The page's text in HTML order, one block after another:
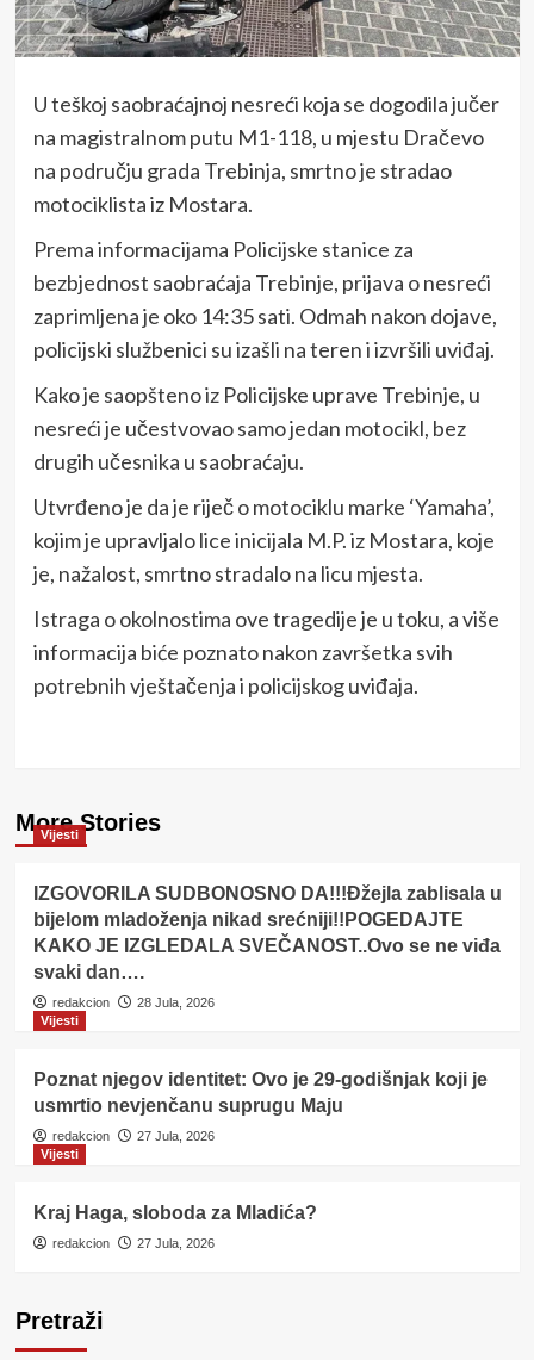
U teškoj saobraćajnoj nesreći koja se dogodila jučer
na magistralnom putu M1-118, u mjestu Dračevo
na području grada Trebinja, smrtno je stradao
motociklista iz Mostara.
Prema informacijama Policijske stanice za
bezbjednost saobraćaja Trebinje, prijava o nesreći
zaprimljena je oko 14:35 sati. Odmah nakon dojave,
policijski službenici su izašli na teren i izvršili uviđaj.
Kako je saopšteno iz Policijske uprave Trebinje, u
nesreći je učestvovao samo jedan motocikl, bez
drugih učesnika u saobraćaju.
Utvrđeno je da je riječ o motociklu marke ‘Yamaha’,
kojim je upravljalo lice inicijala M.P. iz Mostara, koje
je, nažalost, smrtno stradalo na licu mjesta.
Istraga o okolnostima ove tragedije je u toku, a više
informacija biće poznato nakon završetka svih
potrebnih vještačenja i policijskog uviđaja.
More Stories
Vijesti
IZGOVORILA SUDBONOSNO DA!!!Đžejla zablisala u
bijelom mladoženja nikad srećniji!!POGEDAJTE
KAKO JE IZGLEDALA SVEČANOST..Ovo se ne viđa
svaki dan….
redakcion
28 Jula, 2026
Vijesti
Poznat njegov identitet: Ovo je 29-godišnjak koji je
usmrtio nevjenčanu suprugu Maju
redakcion
27 Jula, 2026
Vijesti
Kraj Haga, sloboda za Mladića?
redakcion 27 Jula, 2026
Pretraži